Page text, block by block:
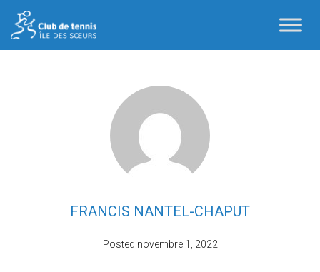
FRANCIS NANTEL-CHAPUT
Posted novembre 1, 2022